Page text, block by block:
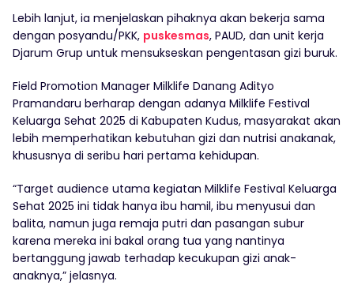
Lebih lanjut, ia menjelaskan pihaknya akan bekerja sama
dengan posyandu/PKK, puskesmas, PAUD, dan unit kerja
Djarum Grup untuk mensukseskan pengentasan gizi buruk.
Field Promotion Manager Milklife Danang Adityo
Pramandaru berharap dengan adanya Milklife Festival
Keluarga Sehat 2025 di Kabupaten Kudus, masyarakat akan
lebih memperhatikan kebutuhan gizi dan nutrisi anakanak,
khususnya di seribu hari pertama kehidupan.
“Target audience utama kegiatan Milklife Festival Keluarga
Sehat 2025 ini tidak hanya ibu hamil, ibu menyusui dan
balita, namun juga remaja putri dan pasangan subur
karena mereka ini bakal orang tua yang nantinya
bertanggung jawab terhadap kecukupan gizi anak-
anaknya,” jelasnya.